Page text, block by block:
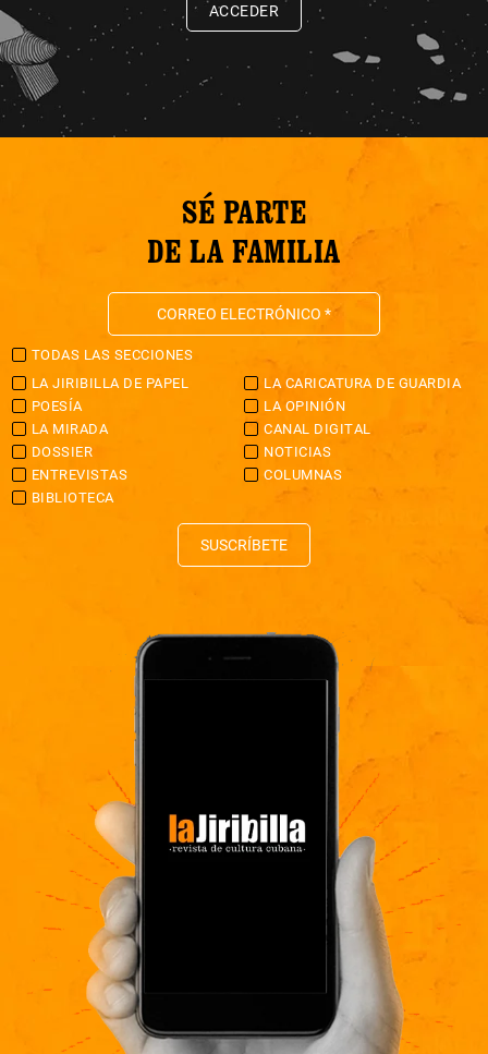
ACCEDER
SÉ PARTE
DE LA FAMILIA
TODAS LAS SECCIONES
LA JIRIBILLA DE PAPEL
LA CARICATURA DE GUARDIA
POESÍA
LA OPINIÓN
LA MIRADA
CANAL DIGITAL
DOSSIER
NOTICIAS
ENTREVISTAS
COLUMNAS
BIBLIOTECA
SUSCRÍBETE